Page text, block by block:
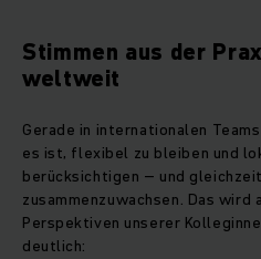
Stimmen aus der
weltweit
Gerade in internationalen
es ist, flexibel zu bleiben und
berücksichtigen – und
zusammenzuwachsen. Das
Perspektiven unserer
deutlich: